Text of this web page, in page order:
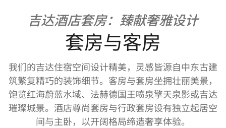
吉达酒店套房：臻献奢雅设计
套房与客房
我们的吉达住宿空间设计精美，灵感皆源自中东古建
筑繁复精巧的装饰细节。客房与套房坐拥壮丽美景，
饱览红海蔚蓝水域、法赫德国王喷泉擎天泉影或吉达
璀璨城景。酒店尊尚套房与行政套房设有独立起居空
间与主卧，以开阔格局缔造奢享体验。